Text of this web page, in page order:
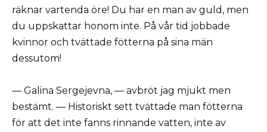
räknar vartenda öre! Du har en man av guld, men
du uppskattar honom inte. På vår tid jobbade
kvinnor och tvättade fötterna på sina män
dessutom!
— Galina Sergejevna, — avbröt jag mjukt men
bestämt. — Historiskt sett tvättade man fötterna
för att det inte fanns rinnande vatten, inte av